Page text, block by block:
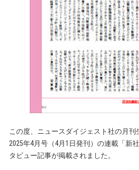
この度、ニュースダイジェスト社の月刊
2025年4月号（4月1日発刊）の連載「新
タビュー記事が掲載されました。